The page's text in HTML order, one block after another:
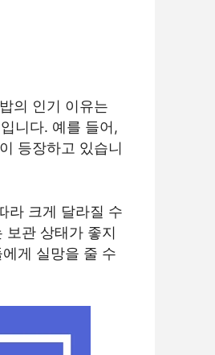
의 인기 이유는
니다. 예를 들어,
등장하고 있습니
라 크게 달라질 수
보관 상태가 좋지
게 실망을 줄 수